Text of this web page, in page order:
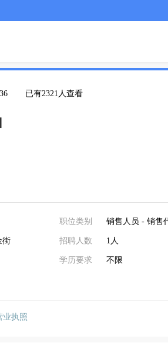
已有2321人查看
街
职位类别 销售人员 - 销售
招聘人数 1人
学历要求 不限
业执照